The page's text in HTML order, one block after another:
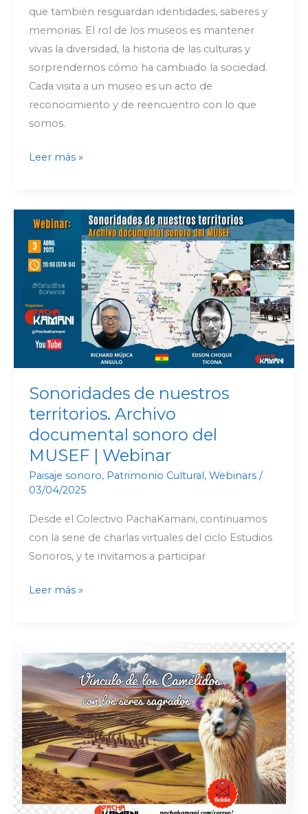
que también resguardan identidades, saberes y
memorias. El rol de los museos es mantener
vivas la diversidad, la historia de las culturas y
sorprendernos cómo ha cambiado la sociedad.
Cada visita a un museo es un acto de
reconocimiento y de reencuentro con lo que
somos.
Leer más »
Sonoridades de nuestros
territorios. Archivo
documental sonoro del
MUSEF | Webinar
Paisaje sonoro, Patrimonio Cultural , Webinars/
03/04/2025
Desde el Colectivo PachaKamani, continuamos
con la serie de charlas virtuales del ciclo Estudios
Sonoros, y te invitamos a participar
Sonoridades
de
nuestros
territorios.
Archivo
documental
sonoro
del
MUSEF
|
Leer más »
Vínculo
espiritual
de
los
camélidos
con
los
seres
sagrados